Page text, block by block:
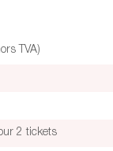
TVA)
2 tickets